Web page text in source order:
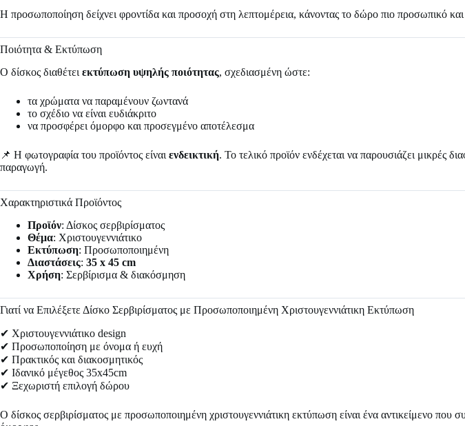
Η προσωποποίηση δείχνει φροντίδα και προσοχή στη λεπτομέρεια, κάνοντας το δώρο πιο προσωπικό
Ποιότητα & Εκτύπωση
Ο δίσκος διαθέτει εκτύπωση υψηλής ποιότητας, σχεδιασμένη ώστε:
τα χρώματα να παραμένουν ζωντανά
το σχέδιο να είναι ευδιάκριτο
να προσφέρει όμορφο και προσεγμένο αποτέλεσμα
📌 Η φωτογραφία του προϊόντος είναι ενδεικτική. Το τελικό προϊόν ενδέχεται να παρουσιάζει μικρές
παραγωγή.
Χαρακτηριστικά Προϊόντος
Προϊόν: Δίσκος σερβιρίσματος
Θέμα: Χριστουγεννιάτικο
Εκτύπωση: Προσωποποιημένη
Διαστάσεις: 35 x 45 cm
Χρήση: Σερβίρισμα & διακόσμηση
Γιατί να Επιλέξετε Δίσκο Σερβιρίσματος με Προσωποποιημένη Χριστουγεννιάτικη Εκτύπωση
✔ Χριστουγεννιάτικο design
✔ Προσωποποίηση με όνομα ή ευχή
✔ Πρακτικός και διακοσμητικός
✔ Ιδανικό μέγεθος 35x45cm
✔ Ξεχωριστή επιλογή δώρου
Ο δίσκος σερβιρίσματος με προσωποποιημένη χριστουγεννιάτικη εκτύπωση είναι ένα αντικείμενο που